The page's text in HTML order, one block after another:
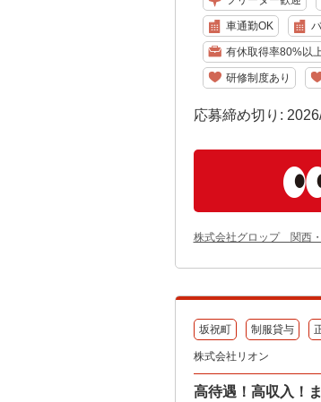
車通勤OK
有休取得率80%以
研修制度あり
応募締め切り:
株式会社グロップ 関西
坂祝町 制服貸与
株式会社リオン
高待遇！高収入！